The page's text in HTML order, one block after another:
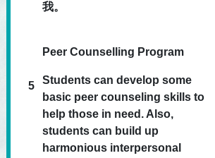
5
我。
Peer Counselling Program
Students can develop some
basic peer counseling skills to
help those in need. Also,
students can build up
harmonious interpersonal